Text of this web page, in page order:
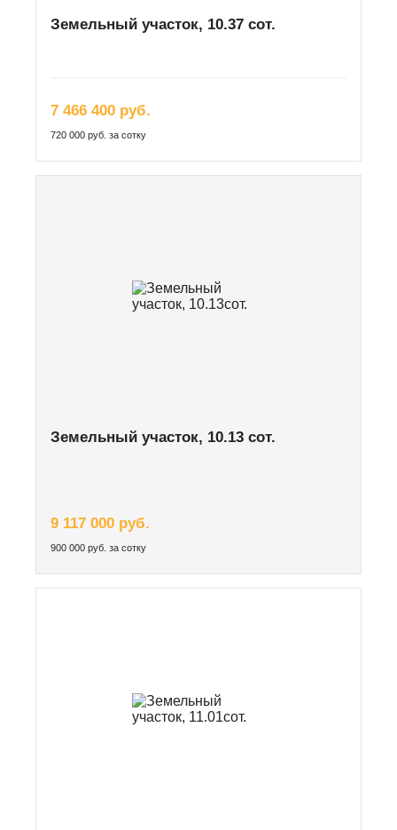
Земельный участок, 10.37 сот.
7 466 400 руб.
720 000 руб. за сотку
Земельный участок, 10.13 сот.
9 117 000 руб.
900 000 руб. за сотку